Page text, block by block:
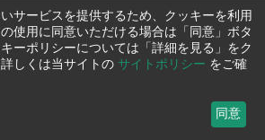
サービスを提供するため、クッキーを利用
使用に同意いただける場合は「同意」ボタ
ーポリシーについては「詳細を見る」をク
しくは当サイトの サイトポリシー をご確
同意